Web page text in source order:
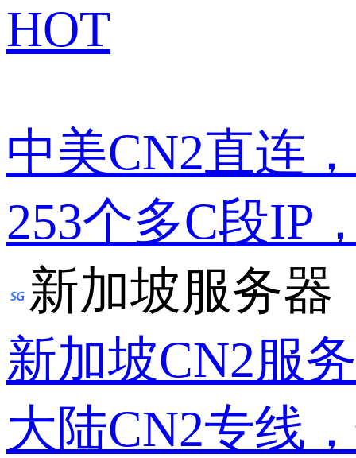
HOT
中美CN2直连
253个多C段IP
新加坡服务器
新加坡CN2服
大陆CN2专线